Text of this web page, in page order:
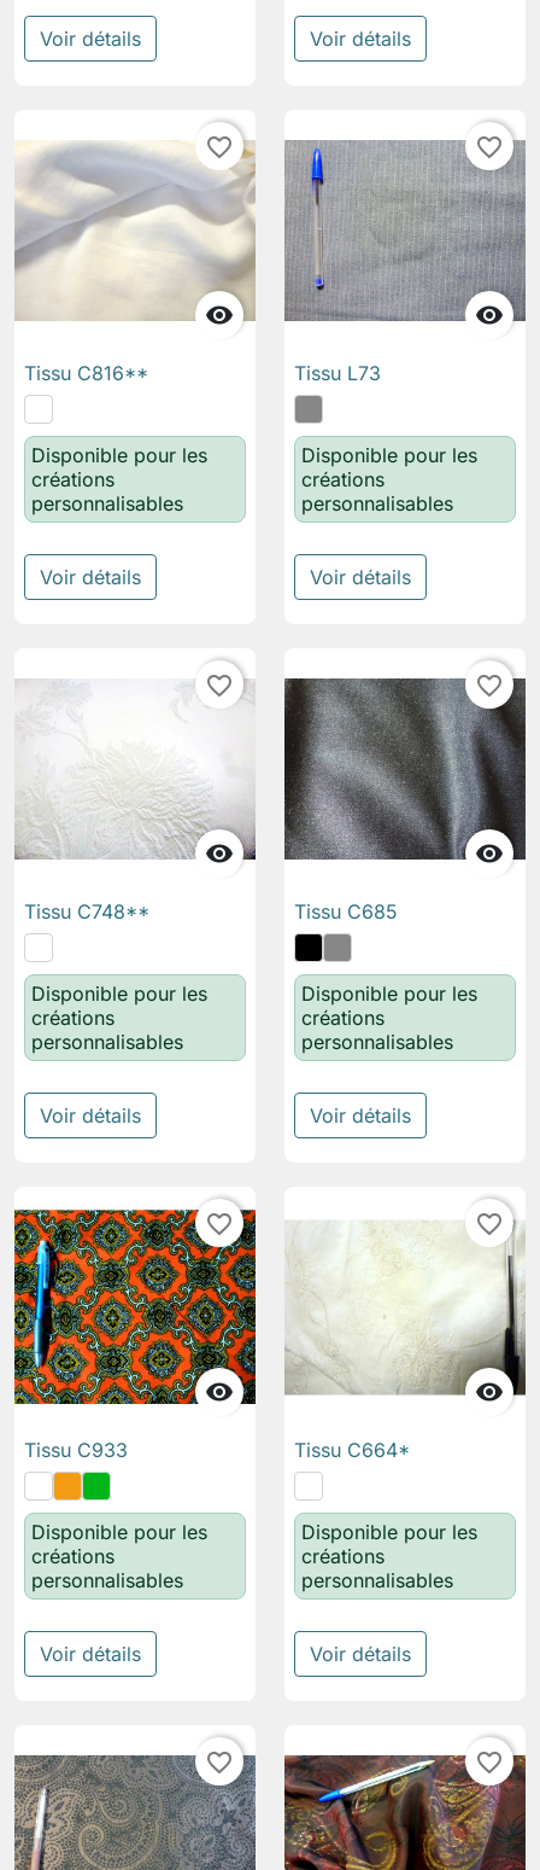
Voir détails Voir détails

favorite_border
Tissu C816**
Disponible pour les
créations
personnalisables
Voir détails

favorite_border
Tissu L73
Disponible pour les
créations
personnalisables
Voir détails

favorite_border
Tissu C748**
Disponible pour les
créations
personnalisables
Voir détails

favorite_border
Tissu C685
Disponible pour les
créations
personnalisables
Voir détails

favorite_border
Tissu C933
Disponible pour les
créations
personnalisables
Voir détails

favorite_border
Tissu C664*
Disponible pour les
créations
personnalisables
Voir détails
favorite_border favorite_border